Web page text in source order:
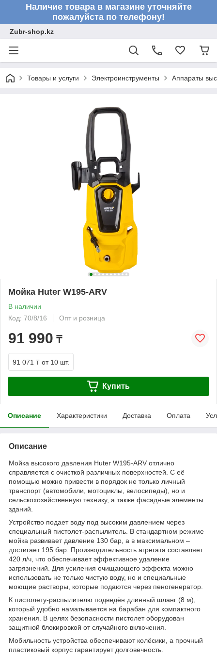
Наличие товара в магазине уточняйте
пожалуйста по телефону!
Zubr-shop.kz
Товары и услуги Электроинструменты Аппараты
Мойка Huter W195-ARV
В наличии
Код: 70/8/16
Опт и розница
91 990 ₸
91 071 ₸ от 10 шт.
Купить
Описание Характеристики Доставка Оплата
Описание
Мойка высокого давления Huter W195-ARV отлично
справляется с очисткой различных поверхностей. С её
помощью можно привести в порядок не только личный
транспорт (автомобили, мотоциклы, велосипеды), но и
сельскохозяйственную технику, а также фасадные элементы
зданий.
Устройство подает воду под высоким давлением через
специальный пистолет-распылитель. В стандартном режиме
мойка развивает давление 130 бар, а в максимальном –
достигает 195 бар. Производительность агрегата составляет
420 л/ч, что обеспечивает эффективное удаление
загрязнений. Для усиления очищающего эффекта можно
использовать не только чистую воду, но и специальные
моющие растворы, которые подаются через пеногенератор.
К пистолету-распылителю подведён длинный шланг (8 м),
который удобно наматывается на барабан для компактного
хранения. В целях безопасности пистолет оборудован
защитной блокировкой от случайного включения.
Мобильность устройства обеспечивают колёсики, а прочный
пластиковый корпус гарантирует долговечность.